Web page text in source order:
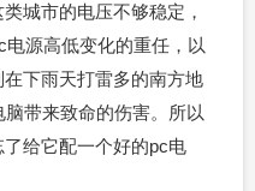
城市的电压不够稳定，
源高低变化的重任，以
下雨天打雷多的南方地
带来致命的伤害。所以
给它配一个好的pc电